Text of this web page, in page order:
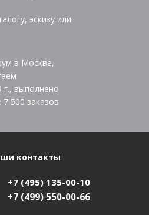
эскизу или
в Москве,
г., выполнено
7 500 заказов
контакты
+7 (495) 135-00-10
+7 (499) 550-00-66